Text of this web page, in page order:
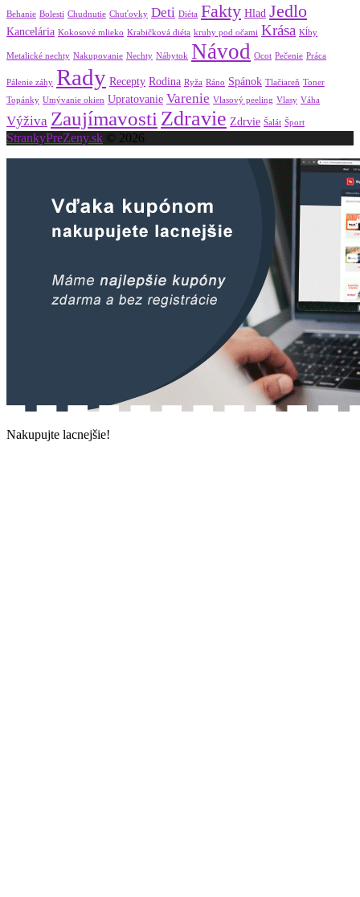
Behanie Bolesti Chudnutie Chuťovky Deti Diéta Fakty Hlad Jedlo
Kancelária Kokosové mlieko Krabičková diéta kruhy pod očami Krása Kĺby
Metalické nechty Nakupovanie Nechty Nábytok Návod Ocot Pečenie Práca
Pálenie záhy Rady Recepty Rodina Ryža Ráno Spánok Tlačiareň Toner
Topánky Umývanie okien Upratovanie Varenie Vlasový peeling Vlasy Váha
Výživa Zaujímavosti Zdravie Zdrvie Šalát Šport
StrankyPreZeny.sk © 2026
Nakupujte lacnejšie!